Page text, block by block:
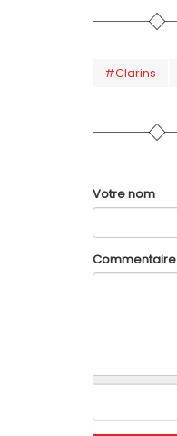
#Clarins
Votre nom
Commentaire